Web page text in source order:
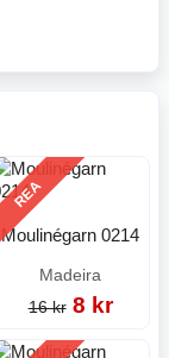
REA
Moulinégarn 0214
Madeira
16 kr 8 kr